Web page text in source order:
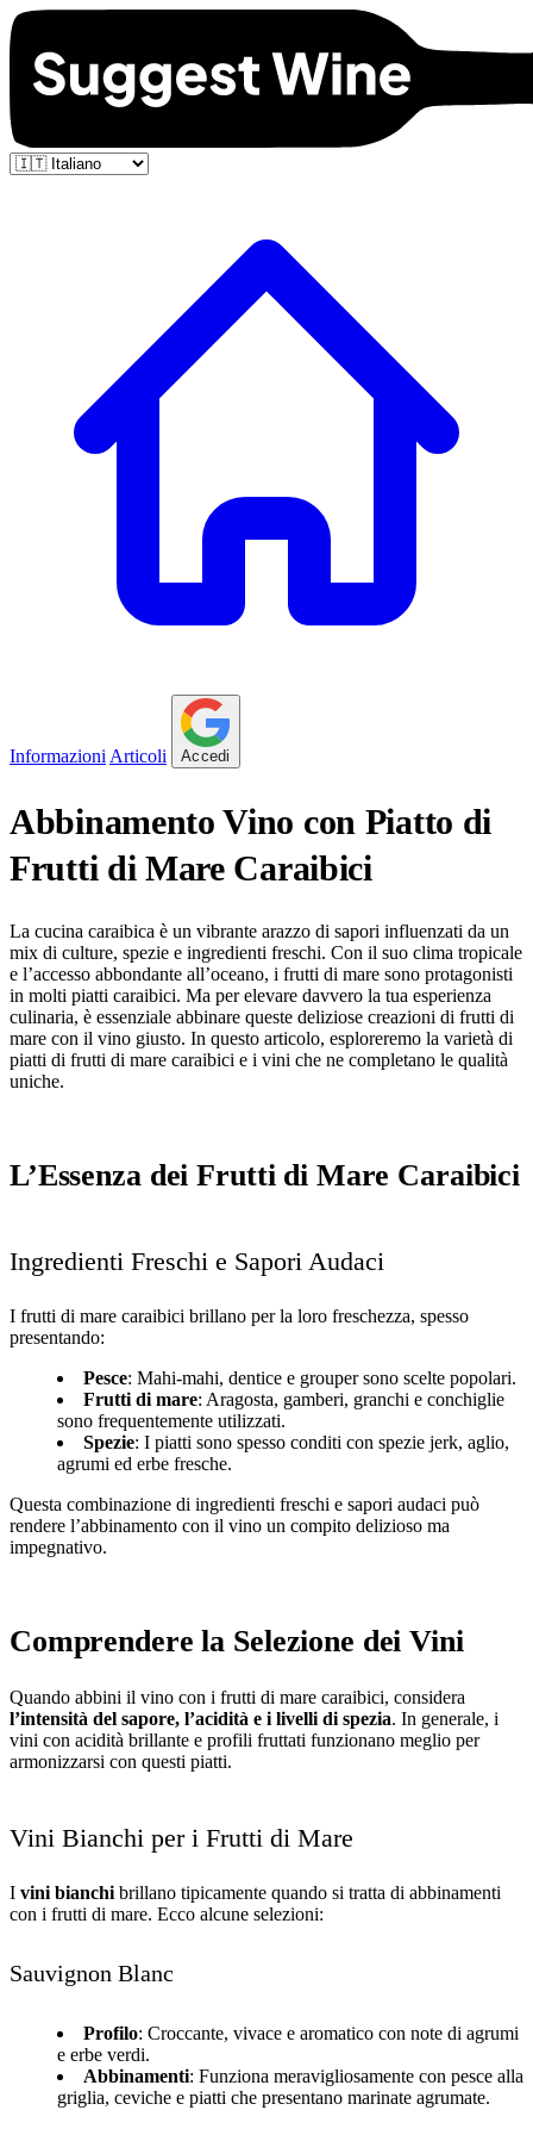
Informazioni Articoli Accedi
Abbinamento Vino con Piatto di
Frutti di Mare Caraibici
La cucina caraibica è un vibrante arazzo di sapori influenzati da un
mix di culture, spezie e ingredienti freschi. Con il suo clima tropicale
e l’accesso abbondante all’oceano, i frutti di mare sono protagonisti
in molti piatti caraibici. Ma per elevare davvero la tua esperienza
culinaria, è essenziale abbinare queste deliziose creazioni di frutti di
mare con il vino giusto. In questo articolo, esploreremo la varietà di
piatti di frutti di mare caraibici e i vini che ne completano le qualità
uniche.
L’Essenza dei Frutti di Mare Caraibici
Ingredienti Freschi e Sapori Audaci
I frutti di mare caraibici brillano per la loro freschezza, spesso
presentando:
Pesce: Mahi-mahi, dentice e grouper sono scelte popolari.
Frutti di mare: Aragosta, gamberi, granchi e conchiglie
sono frequentemente utilizzati.
Spezie: I piatti sono spesso conditi con spezie jerk, aglio,
agrumi ed erbe fresche.
Questa combinazione di ingredienti freschi e sapori audaci può
rendere l’abbinamento con il vino un compito delizioso ma
impegnativo.
Comprendere la Selezione dei Vini
Quando abbini il vino con i frutti di mare caraibici, considera
l’intensità del sapore, l’acidità e i livelli di spezia. In generale, i
vini con acidità brillante e profili fruttati funzionano meglio per
armonizzarsi con questi piatti.
Vini Bianchi per i Frutti di Mare
I vini bianchi brillano tipicamente quando si tratta di abbinamenti
con i frutti di mare. Ecco alcune selezioni:
Sauvignon Blanc
Profilo: Croccante, vivace e aromatico con note di agrumi
e erbe verdi.
Abbinamenti: Funziona meravigliosamente con pesce alla
griglia, ceviche e piatti che presentano marinate agrumate.